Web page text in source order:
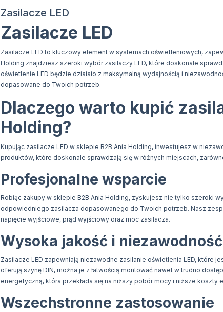
Zasilacze LED
Zasilacze LED
Zasilacze LED to kluczowy element w systemach oświetleniowych,
Holding znajdziesz szeroki wybór zasilaczy LED, które doskonale
oświetlenie LED będzie działało z maksymalną wydajnością i
dopasowane do Twoich potrzeb.
Dlaczego warto kupić
Holding?
Kupując zasilacze LED w sklepie B2B Ania Holding, inwestujesz w
produktów, które doskonale sprawdzają się w różnych miejscach,
Profesjonalne wsparcie
Robiąc zakupy w sklepie B2B Ania Holding, zyskujesz nie tylko szeroki
odpowiedniego zasilacza dopasowanego do Twoich potrzeb. Nasz
napięcie wyjściowe, prąd wyjściowy oraz moc zasilacza.
Wysoka jakość i niezawodność
Zasilacze LED zapewniają niezawodne zasilanie oświetlenia LED, które
oferują szynę DIN, można je z łatwością montować nawet w trudno
energetyczną, która przekłada się na niższy pobór mocy i niższe koszty
Wszechstronne zastosowanie